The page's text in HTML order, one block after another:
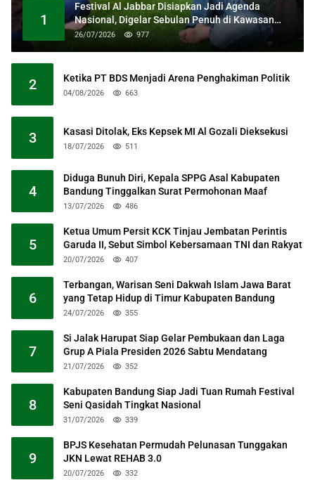
1
Festival Al Jabbar Disiapkan Jadi Agenda
Nasional, Digelar Sebulan Penuh di Kawasan
Masjid Raya Al Jabbar
26/07/2026 977
2 Ketika PT BDS Menjadi Arena Penghakiman Politik
04/08/2026 663
3 Kasasi Ditolak, Eks Kepsek MI Al Gozali Dieksekusi
18/07/2026 511
4
Diduga Bunuh Diri, Kepala SPPG Asal Kabupaten
Bandung Tinggalkan Surat Permohonan Maaf
13/07/2026 486
5
Ketua Umum Persit KCK Tinjau Jembatan Perintis
Garuda II, Sebut Simbol Kebersamaan TNI dan Rakyat
20/07/2026 407
6
Terbangan, Warisan Seni Dakwah Islam Jawa Barat
yang Tetap Hidup di Timur Kabupaten Bandung
24/07/2026 355
7
Si Jalak Harupat Siap Gelar Pembukaan dan Laga
Grup A Piala Presiden 2026 Sabtu Mendatang
21/07/2026 352
8
Kabupaten Bandung Siap Jadi Tuan Rumah Festival
Seni Qasidah Tingkat Nasional
31/07/2026 339
9
BPJS Kesehatan Permudah Pelunasan Tunggakan
JKN Lewat REHAB 3.0
20/07/2026 332